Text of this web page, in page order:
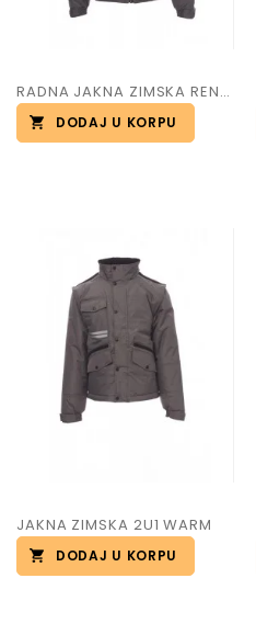
RADNA JAKNA ZIMSKA RENEGADE
DODAJ U KORPU
JAKNA ZIMSKA 2U1 WARM
DODAJ U KORPU